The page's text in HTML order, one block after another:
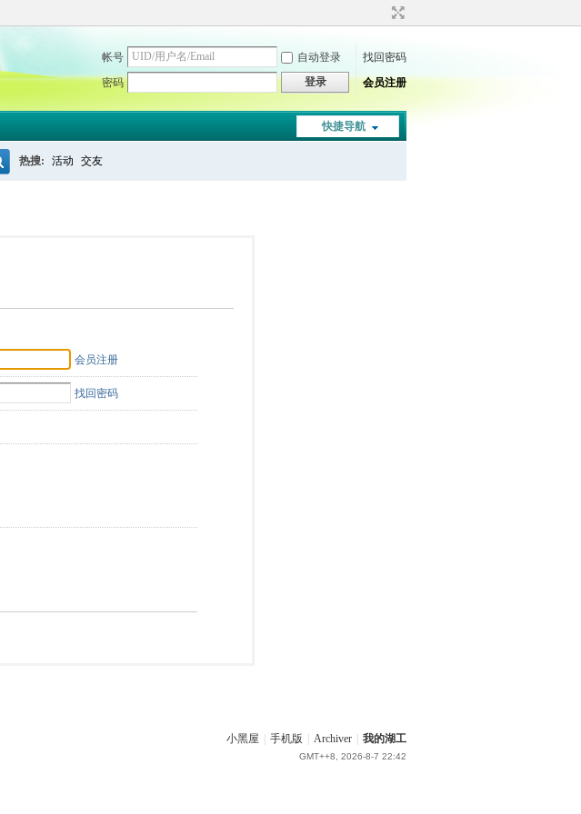
帐号 自动登录
找回密码
密码
登录 会员注册
快捷导航
热搜: 活动 交友
会员注册
找回密码
小黑屋 手机版 Archiver 我的湖工
GMT++8, 2026-8-7 22:42